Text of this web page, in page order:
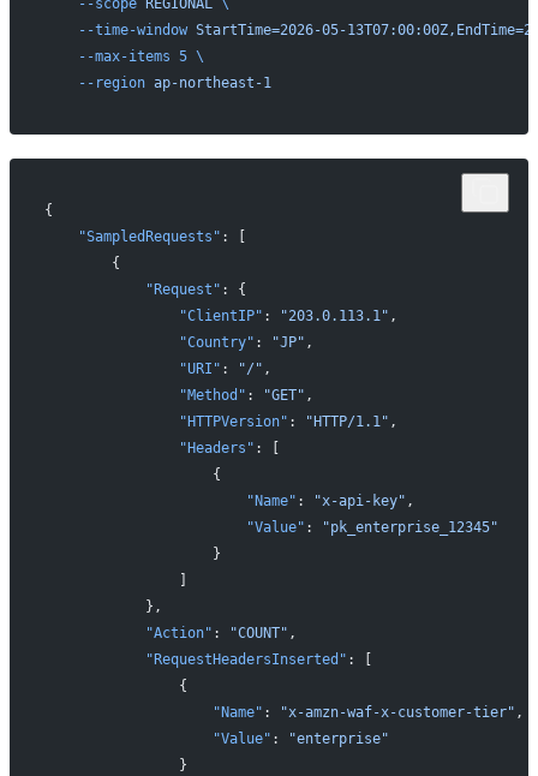
    --time-window
StartTime=2026-05-
    --max-items
5 \
    --region
ap-northeast-1
{
    "SampledRequests"
: [
        {
            "Request"
: {
                "ClientIP"
: "203.0.113.1" ,
                "Country"
: "JP" ,
                "URI"
: "/" ,
                "Method"
: "GET" ,
                "HTTPVersion"
: "HTTP/1.1" ,
                "Headers"
: [
                    {
                        "Name"
: "x-api-key" ,
                        "Value"
:
"pk_enterprise_12345"
                    }
            },
            "Action"
: "COUNT" ,
            "RequestHeadersInserted"
: [
                {
                    "Name"
: "x-amzn-waf-x-customer-tier" ,
                    "Value"
:
"enterprise"
                }